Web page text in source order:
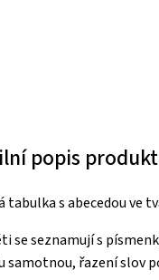
popis
tabulka s abecedou ve
se seznamují s
samotnou, řazení slov